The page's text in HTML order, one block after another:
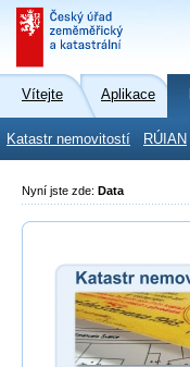
Vítejte Aplikace
Katastr nemovitostí RÚIAN
Nyní jste zde: Data